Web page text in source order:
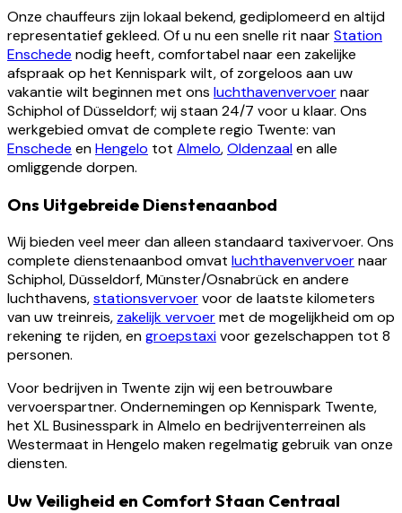
Onze chauffeurs zijn lokaal bekend, gediplomeerd en altijd
representatief gekleed. Of u nu een snelle rit naarStation
Enschede nodig heeft, comfortabel naar een zakelijke
afspraak op het Kennispark wilt, of zorgeloos aan uw
vakantie wilt beginnen met ons luchthavenvervoernaar
Schiphol of Düsseldorf; wij staan 24/7 voor u klaar. Ons
werkgebied omvat de complete regio Twente: van
Enschede enHengelo tot Almelo,Oldenzaalen alle
omliggende dorpen.
Ons Uitgebreide Dienstenaanbod
Wij bieden veel meer dan alleen standaard taxivervoer. Ons
complete dienstenaanbod omvat luchthavenvervoernaar
Schiphol, Düsseldorf, Münster/Osnabrück en andere
luchthavens,stationsvervoervoor de laatste kilometers
van uw treinreis, zakelijk vervoermet de mogelijkheid om op
rekening te rijden, engroepstaxivoor gezelschappen tot 8
personen.
Voor bedrijven in Twente zijn wij een betrouwbare
vervoerspartner. Ondernemingen op Kennispark Twente,
het XL Businesspark in Almelo en bedrijventerreinen als
Westermaat in Hengelo maken regelmatig gebruik van onze
diensten.
Uw Veiligheid en Comfort Staan Centraal